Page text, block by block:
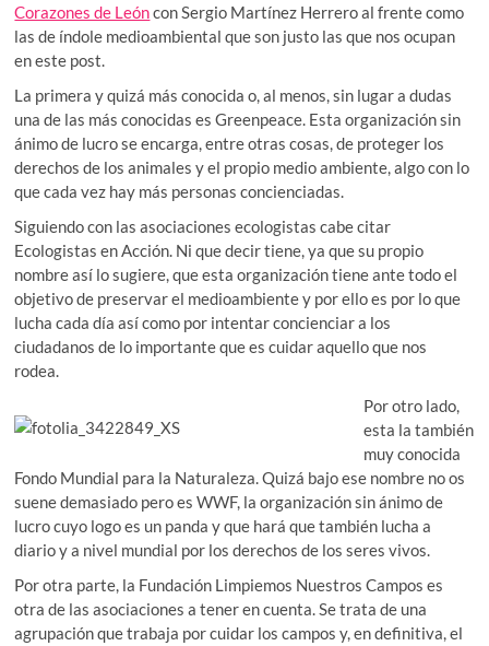
Corazones de Leóncon Sergio Martínez Herrero al frente como
las de índole medioambiental que son justo las que nos ocupan
en este post.
La primera y quizá más conocida o, al menos, sin lugar a dudas
una de las más conocidas es Greenpeace. Esta organización sin
ánimo de lucro se encarga, entre otras cosas, de proteger los
derechos de los animales y el propio medio ambiente, algo con lo
que cada vez hay más personas concienciadas.
Siguiendo con las asociaciones ecologistas cabe citar
Ecologistas en Acción. Ni que decir tiene, ya que su propio
nombre así lo sugiere, que esta organización tiene ante todo el
objetivo de preservar el medioambiente y por ello es por lo que
lucha cada día así como por intentar concienciar a los
ciudadanos de lo importante que es cuidar aquello que nos
rodea.
Por otro lado,
esta la también
muy conocida
Fondo Mundial para la Naturaleza. Quizá bajo ese nombre no os
suene demasiado pero es WWF, la organización sin ánimo de
lucro cuyo logo es un panda y que hará que también lucha a
diario y a nivel mundial por los derechos de los seres vivos.
Por otra parte, la Fundación Limpiemos Nuestros Campos es
otra de las asociaciones a tener en cuenta. Se trata de una
agrupación que trabaja por cuidar los campos y, en definitiva, el